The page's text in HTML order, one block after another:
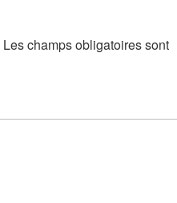
Les champs obligatoires sont